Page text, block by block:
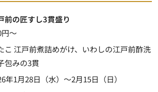
前の匠すし3貫盛り
～
こ 江戸前煮詰めがけ、いわしの江戸前酢洗
包みの3貫
年1月28日（水）～2月15日（日）